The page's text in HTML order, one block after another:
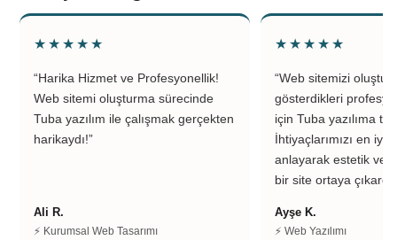
★★★★★
“Harika Hizmet ve Profesyonellik!
Web sitemi oluşturma sürecinde
Tuba yazılım ile çalışmak gerçekten
harikaydı!”
Ali R.
⚡ Kurumsal Web Tasarımı
★★★★★
“Web sitemizi
gösterdikleri
için Tuba yazılıma
İhtiyaçlarımızı en iyi
anlayarak estetik ve
bir site ortaya
Ayşe K.
⚡ Web Yazılımı